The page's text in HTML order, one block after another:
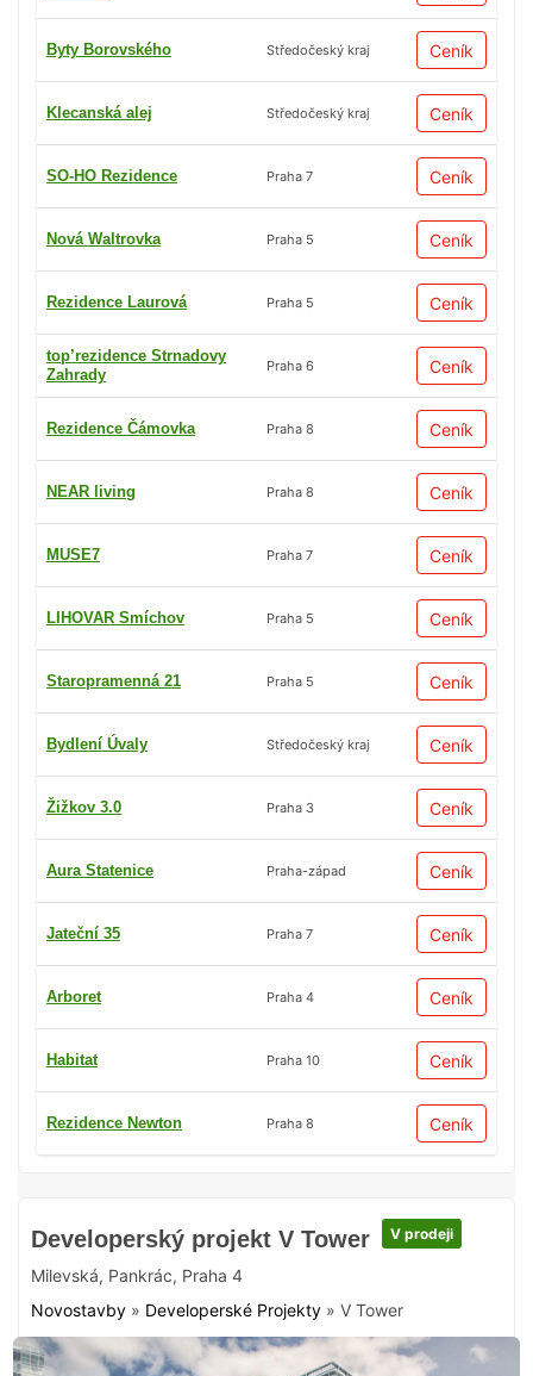
Developerský projekt V Tower V prodeji
Milevská, Pankrác, Praha 4
Novostavby » Developerské Projekty » V Tower
Byty Borovského Středočeský kraj Ceník
Klecanská alej Středočeský kraj Ceník
SO-HO Rezidence Praha 7 Ceník
Nová Waltrovka Praha 5 Ceník
Rezidence Laurová Praha 5 Ceník
top’rezidence Strnadovy
Zahrady
Praha 6 Ceník
Rezidence Čámovka Praha 8 Ceník
NEAR living Praha 8 Ceník
MUSE7 Praha 7 Ceník
LIHOVAR Smíchov Praha 5 Ceník
Staropramenná 21 Praha 5 Ceník
Bydlení Úvaly Středočeský kraj Ceník
Žižkov 3.0 Praha 3 Ceník
Aura Statenice Praha-západ Ceník
Jateční 35 Praha 7 Ceník
Arboret Praha 4 Ceník
Habitat Praha 10 Ceník
Rezidence Newton Praha 8 Ceník